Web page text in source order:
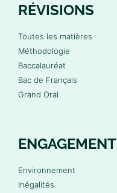
RÉVISIONS
Toutes les matières
Méthodologie
Baccalauréat
Bac de Français
Grand Oral
ENGAGEMENT
Environnement
Inégalités